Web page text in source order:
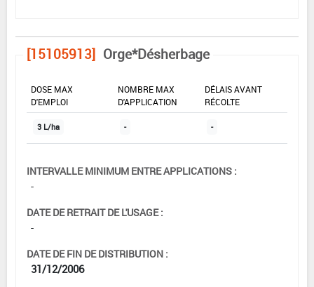
[15105913] Orge*Désherbage
DOSE MAX
D'EMPLOI
NOMBRE MAX
D'APPLICATION
DÉLAIS AVANT
RÉCOLTE
3 L/ha - -
INTERVALLE MINIMUM ENTRE APPLICATIONS :
-
DATE DE RETRAIT DE L'USAGE :
-
DATE DE FIN DE DISTRIBUTION :
31/12/2006